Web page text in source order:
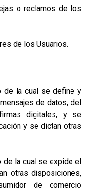
o reclamos de los
de los Usuarios.
la cual se define y
de datos, del
digitales, y se
y se dictan otras
la cual se expide el
otras disposiciones,
de comercio